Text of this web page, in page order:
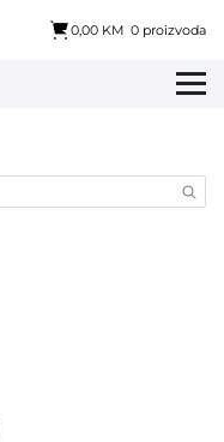
0,00 KM 0 proizvoda